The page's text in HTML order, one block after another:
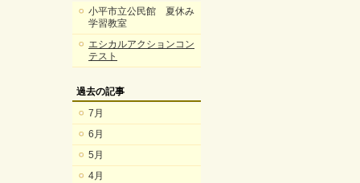
小平市立公民館 夏休み
学習教室
エシカルアクションコン
テスト
過去の記事
7月
6月
5月
4月